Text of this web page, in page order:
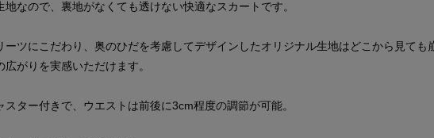
なので、裏地がなくても透けない快適なスカートです。
ーツにこだわり、奥のひだを考慮してデザインしたオリジナル生地はどこから見ても
がりを実感いただけます。
スター付きで、ウエストは前後に3cm程度の調節が可能。